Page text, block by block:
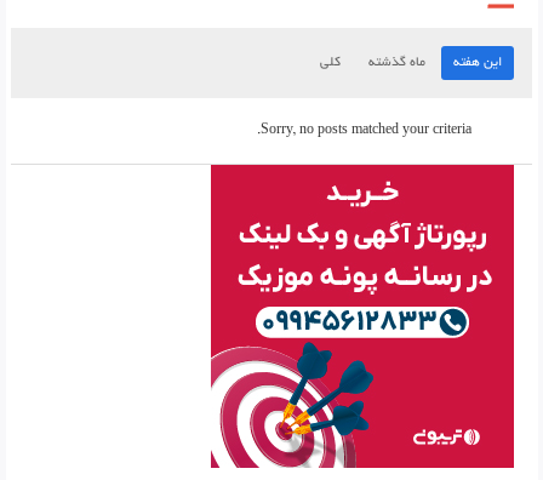
این هفته ماه گذشته کلی
Sorry, no posts matched your criteria.